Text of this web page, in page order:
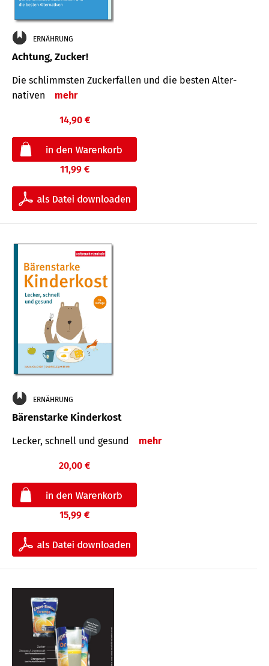
ERNÄHRUNG
Achtung, Zucker!
Die schlimmsten Zucker­fallen und die besten Alter­
nativen
mehr
14,90 €
11,99 €
ERNÄHRUNG
Bärenstarke Kinderkost
Lecker, schnell und gesund mehr
20,00 €
15,99 €